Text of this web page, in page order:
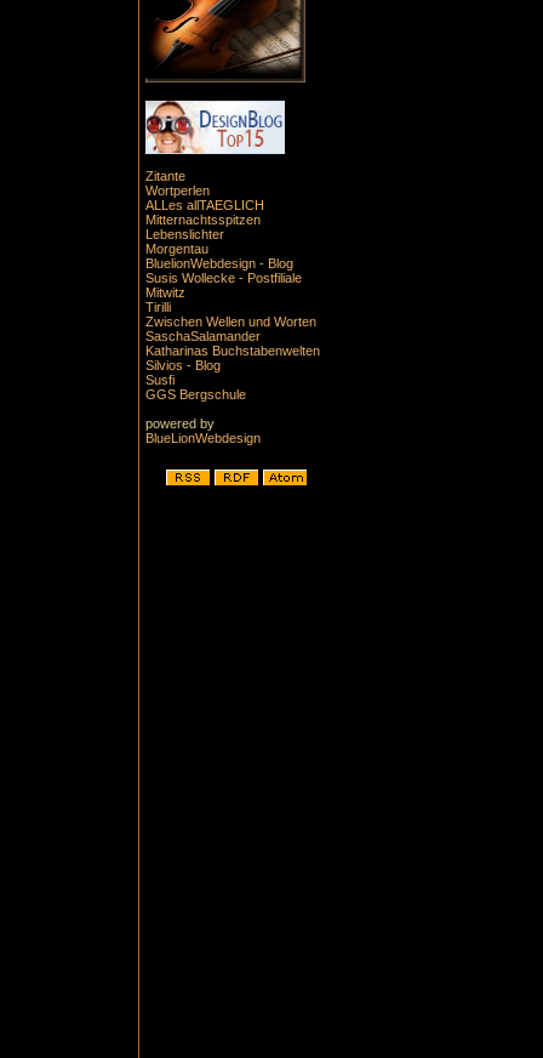
Zitante
Wortperlen
ALLes allTAEGLICH
Mitternachtsspitzen
Lebenslichter
Morgentau
BluelionWebdesign - Blog
Susis Wollecke - Postfiliale
Mitwitz
Tirilli
Zwischen Wellen und Worten
SaschaSalamander
Katharinas Buchstabenwelten
Silvios - Blog
Susfi
GGS Bergschule
powered by
BlueLionWebdesign